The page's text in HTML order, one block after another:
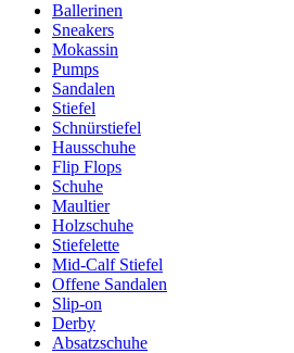
Ballerinen
Sneakers
Mokassin
Pumps
Sandalen
Stiefel
Schnürstiefel
Hausschuhe
Flip Flops
Schuhe
Maultier
Holzschuhe
Stiefelette
Mid-Calf Stiefel
Offene Sandalen
Slip-on
Derby
Absatzschuhe